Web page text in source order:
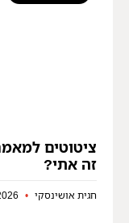
ציטוטים
זה אתי?
חגית אושינסקי 01.05.2026